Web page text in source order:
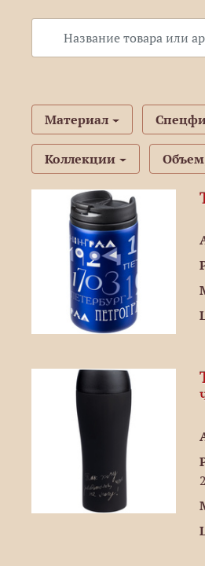
Материал
Коллекции